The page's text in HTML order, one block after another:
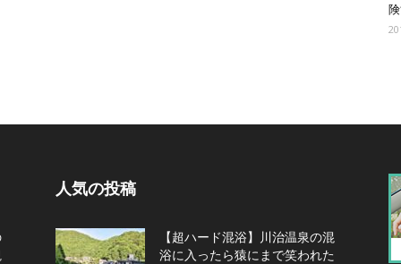
人気の投稿
【超ハード混浴】川治温泉の混
浴に入ったら猿にまで笑われた